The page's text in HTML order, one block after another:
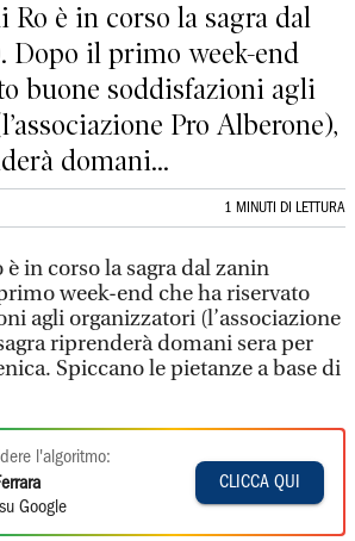
Ro è in corso la sagra dal
Dopo il primo week-end
buone soddisfazioni agli
Pro Alberone),
domani...
1 MINUTI DI LETTURA
in corso la sagra dal zanin
week-end che ha riservato
agli organizzatori (l’associazione
riprenderà domani sera per
Spiccano le pietanze a base di
l'algoritmo:
Google
CLICCA QUI